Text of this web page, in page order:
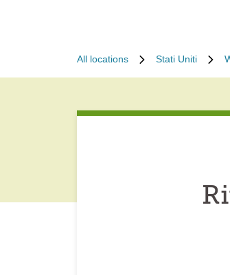
All locations Stati Uniti